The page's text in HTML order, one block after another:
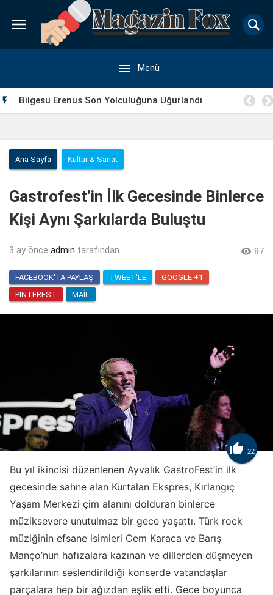

 Menü
 Bilgesu Erenus Son Yolculuğuna Uğurlandı
Ana Sayfa Kültür & Sanat
Gastrofest’in İlk Gecesinde Binlerce
Kişi Aynı Şarkılarda Buluştu
3 ay önce admin tarafından  87
FACEBOOK'TA PAYLAŞ TWEET'LE
GOOGLE +1
PINTEREST
MAIL
 22
Bu yıl ikincisi düzenlenen Ayvalık GastroFest’in ilk
gecesinde sahne alan Kurtalan Ekspres, Kırlangıç
Yaşam Merkezi çim alanını dolduran binlerce
müziksevere unutulmaz bir gece yaşattı. Türk rock
müziğinin efsane isimleri Cem Karaca ve Barış
Manço’nun hafızalara kazınan ve dillerden düşmeyen
şarkılarının seslendirildiği konserde vatandaşlar
parçalara hep bir ağızdan eşlik etti. Gece boyunca